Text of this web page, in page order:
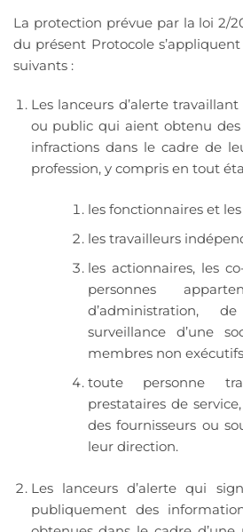
La protection prévue par la loi 2/
du présent Protocole
suivants :
Les lanceurs d’alerte
ou public qui aient obtenu
infractions dans le cadre de
profession, y compris en tout
les fonctionnaires et les
les travailleurs
les actionnaires, les
personnes
d’administration,
surveillance d’une
membres non
toute personne
prestataires de
des fournisseurs ou
leur direction.
Les lanceurs d’alerte qui
publiquement des